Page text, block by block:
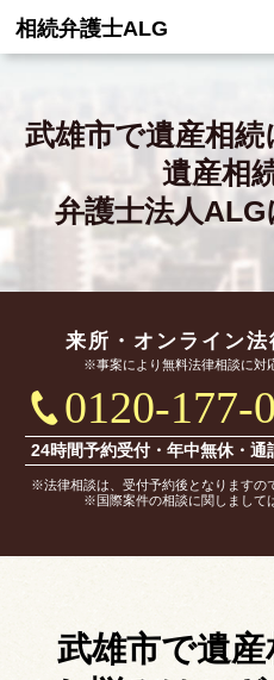
相続弁護士ALG
武雄市で遺産相
遺産相
弁護士法人
来所・オンライン法
※事案により無料法律相談に対
0120-177-
24時間予約受付・年中無休・通
※法律相談は、受付予約後となりますの
※国際案件の相談に関しまして
武雄市で遺